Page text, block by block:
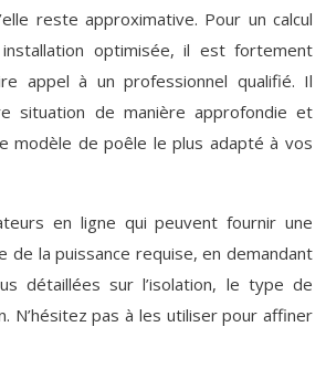
reste approximative. Pour un calcul
optimisée, il est fortement
appel à un professionnel qualifié. Il
situation de manière approfondie et
modèle de poêle le plus adapté à vos
en ligne qui peuvent fournir une
de la puissance requise, en demandant
détaillées sur l’isolation, le type de
N’hésitez pas à les utiliser pour affiner